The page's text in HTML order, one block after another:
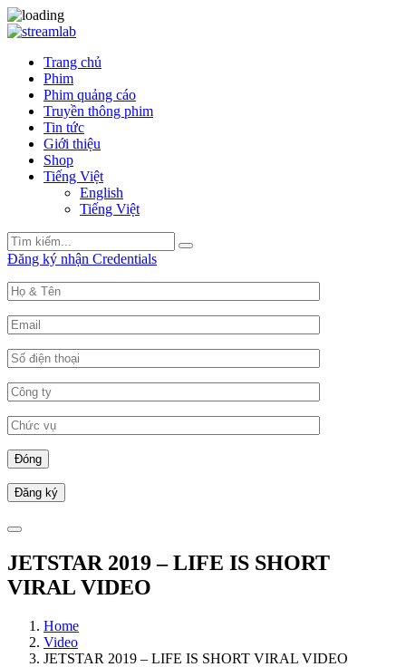
Trang chủ
Phim
Phim quảng cáo
Truyền thông phim
Tin tức
Giới thiệu
Shop
Tiếng Việt
English
Tiếng Việt
Search
for:
Search
Đăng ký nhận Credentials
Đóng
JETSTAR 2019 – LIFE IS SHORT
VIRAL VIDEO
Home
Video
JETSTAR 2019 – LIFE IS SHORT VIRAL VIDEO